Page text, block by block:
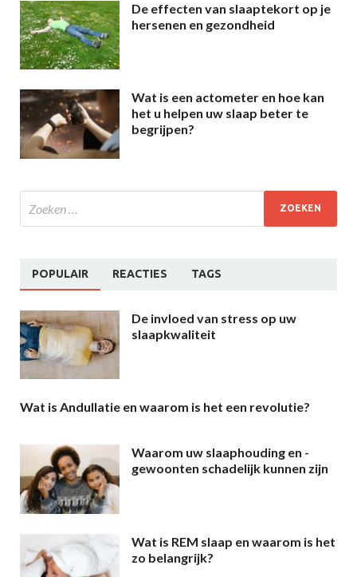
De effecten van slaaptekort op je
hersenen en gezondheid
Wat is een actometer en hoe kan
het u helpen uw slaap beter te
begrijpen?
POPULAIR REACTIES TAGS
De invloed van stress op uw
slaapkwaliteit
Wat is Andullatie en waarom is het een revolutie?
Waarom uw slaaphouding en -
gewoonten schadelijk kunnen zijn
Wat is REM slaap en waarom is het
zo belangrijk?